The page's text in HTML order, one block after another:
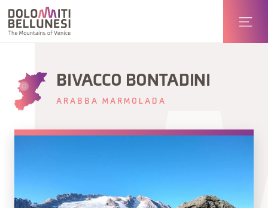
BIVACCO BONTADINI
ARABBA MARMOLADA